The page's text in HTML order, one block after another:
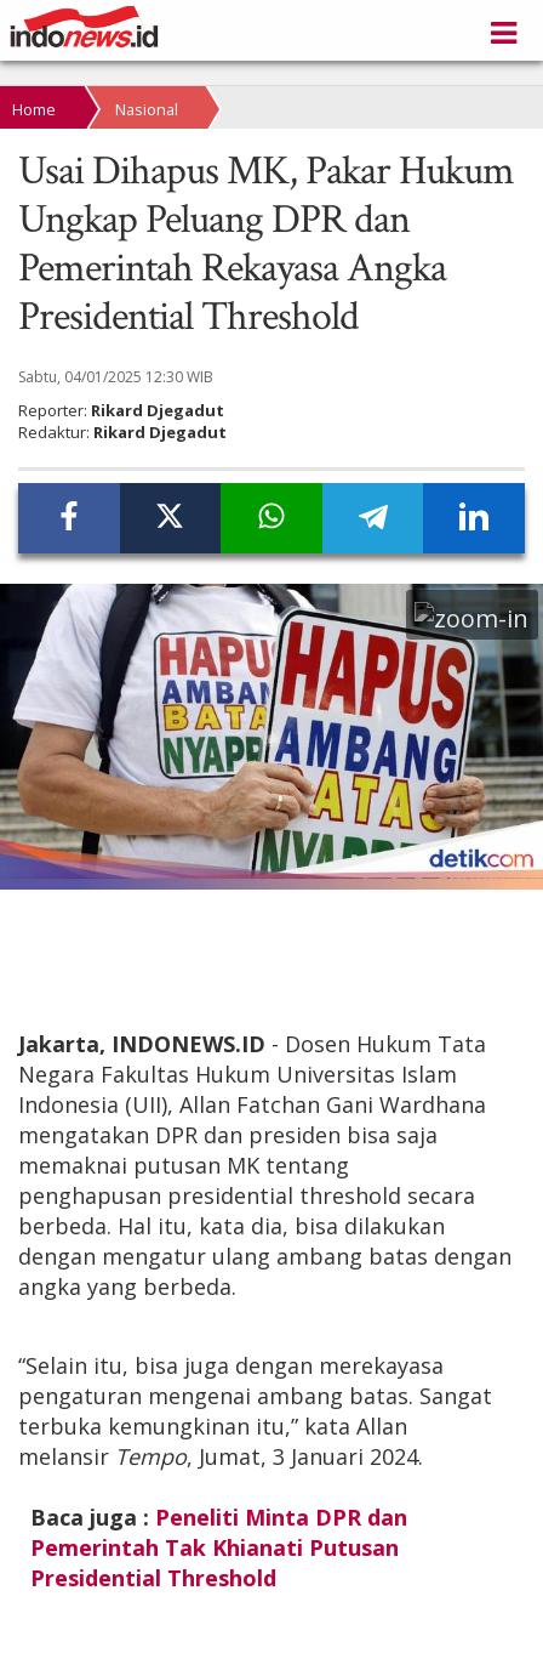
Home Nasional
Usai Dihapus MK, Pakar Hukum
Ungkap Peluang DPR dan
Pemerintah Rekayasa Angka
Presidential Threshold
Sabtu, 04/01/2025 12:30 WIB
Reporter: Rikard Djegadut
Redaktur: Rikard Djegadut
Jakarta, INDONEWS.ID - Dosen Hukum Tata
Negara Fakultas Hukum Universitas Islam
Indonesia (UII), Allan Fatchan Gani Wardhana
mengatakan DPR dan presiden bisa saja
memaknai putusan MK tentang
penghapusan presidential threshold secara
berbeda. Hal itu, kata dia, bisa dilakukan
dengan mengatur ulang ambang batas dengan
angka yang berbeda.
“Selain itu, bisa juga dengan merekayasa
pengaturan mengenai ambang batas. Sangat
terbuka kemungkinan itu,” kata Allan
melansir Tempo, Jumat, 3 Januari 2024.
Baca juga : Peneliti Minta DPR dan
Pemerintah Tak Khianati Putusan
Presidential Threshold